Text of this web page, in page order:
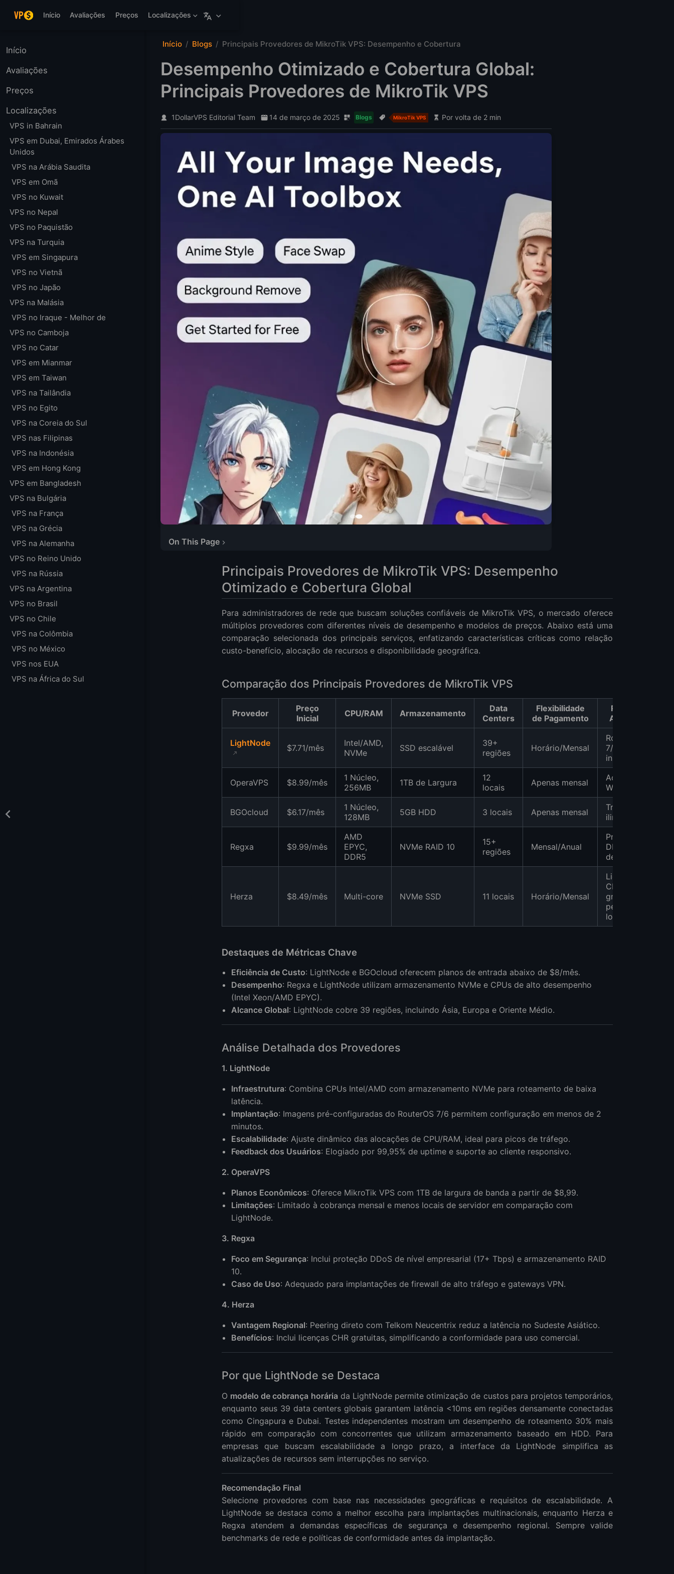
Início
Avaliações Preços Localizações
Início
Avaliações
Preços
Localizações
VPS in Bahrain
VPS em Dubai, Emirados Árabes
Unidos
VPS na Arábia Saudita
VPS em Omã
VPS no Kuwait
VPS no Nepal
VPS no Paquistão
VPS na Turquia
VPS em Singapura
VPS no Vietnã
VPS no Japão
VPS na Malásia
VPS no Iraque - Melhor de
VPS no Camboja
VPS no Catar
VPS em Mianmar
VPS em Taiwan
VPS na Tailândia
VPS no Egito
VPS na Coreia do Sul
VPS nas Filipinas
VPS na Indonésia
VPS em Hong Kong
VPS em Bangladesh
VPS na Bulgária
VPS na França
VPS na Grécia
VPS na Alemanha
VPS no Reino Unido
VPS na Rússia
VPS na Argentina
VPS no Brasil
VPS no Chile
VPS na Colômbia
VPS no México
VPS nos EUA
VPS na África do Sul
Início Blogs Principais Provedores de MikroTik VPS: Desempenho e Cobertura
Desempenho Otimizado e Cobertura Global:
Principais Provedores de MikroTik VPS
1DollarVPS Editorial Team 14 de março de 2025 Blogs MikroTik VPS Por volta de 2 min
On This Page
Comparação dos Principais Provedores de MikroTik VPS
Análise Detalhada dos Provedores
Por que LightNode se Destaca
Principais Provedores de MikroTik VPS: Desempenho
Otimizado e Cobertura Global
Para administradores de rede que buscam soluções confiáveis de MikroTik VPS, o mercado oferece
múltiplos provedores com diferentes níveis de desempenho e modelos de preços. Abaixo está uma
comparação selecionada dos principais serviços, enfatizando características críticas como relação
custo-benefício, alocação de recursos e disponibilidade geográfica.
Comparação dos Principais Provedores de MikroTik VPS
Provedor
Preço
Inicial
CPU/RAM Armazenamento
Data
Centers
Flexibilidade
de Pagamento
Recursos
Adicionais
LightNode $7.71/mês
Intel/AMD,
NVMe
SSD escalável
39+
regiões
Horário/Mensal
RouterOS
7/6 pré-
instalado
OperaVPS $8.99/mês
1 Núcleo,
256MB
1TB de Largura
12
locais
Apenas mensal
Acesso
Winbox/SSH
BGOcloud $6.17/mês
1 Núcleo,
128MB
5GB HDD 3 locais Apenas mensal
Tráfego
ilimitado
Regxa $9.99/mês
AMD
EPYC,
DDR5
NVMe RAID 10
15+
regiões
Mensal/Anual
Proteção
DDoS, porta
de 10 Gbps
Herza $8.49/mês Multi-core NVMe SSD 11 locais Horário/Mensal
Licenças
CHR
gratuitas,
peering
local
Destaques de Métricas Chave
Eficiência de Custo: LightNode e BGOcloud oferecem planos de entrada abaixo de $8/mês.
Desempenho: Regxa e LightNode utilizam armazenamento NVMe e CPUs de alto desempenho
(Intel Xeon/AMD EPYC).
Alcance Global: LightNode cobre 39 regiões, incluindo Ásia, Europa e Oriente Médio.
Análise Detalhada dos Provedores
1. LightNode
Infraestrutura: Combina CPUs Intel/AMD com armazenamento NVMe para roteamento de baixa
latência.
Implantação: Imagens pré-configuradas do RouterOS 7/6 permitem configuração em menos de 2
minutos.
Escalabilidade: Ajuste dinâmico das alocações de CPU/RAM, ideal para picos de tráfego.
Feedback dos Usuários: Elogiado por 99,95% de uptime e suporte ao cliente responsivo.
2. OperaVPS
Planos Econômicos: Oferece MikroTik VPS com 1TB de largura de banda a partir de $8,99.
Limitações: Limitado à cobrança mensal e menos locais de servidor em comparação com
LightNode.
3. Regxa
Foco em Segurança: Inclui proteção DDoS de nível empresarial (17+ Tbps) e armazenamento RAID
10.
Caso de Uso: Adequado para implantações de firewall de alto tráfego e gateways VPN.
4. Herza
Vantagem Regional: Peering direto com Telkom Neucentrix reduz a latência no Sudeste Asiático.
Benefícios: Inclui licenças CHR gratuitas, simplificando a conformidade para uso comercial.
Por que LightNode se Destaca
O modelo de cobrança horária da LightNode permite otimização de custos para projetos temporários,
enquanto seus 39 data centers globais garantem latência <10ms em regiões densamente conectadas
como Cingapura e Dubai. Testes independentes mostram um desempenho de roteamento 30% mais
rápido em comparação com concorrentes que utilizam armazenamento baseado em HDD. Para
empresas que buscam escalabilidade a longo prazo, a interface da LightNode simplifica as
atualizações de recursos sem interrupções no serviço.
Recomendação Final
Selecione provedores com base nas necessidades geográficas e requisitos de escalabilidade. A
LightNode se destaca como a melhor escolha para implantações multinacionais, enquanto Herza e
Regxa atendem a demandas específicas de segurança e desempenho regional. Sempre valide
benchmarks de rede e políticas de conformidade antes da implantação.